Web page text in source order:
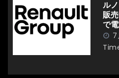
ル
販
で
7